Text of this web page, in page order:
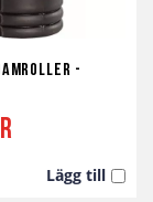
-
Lägg till